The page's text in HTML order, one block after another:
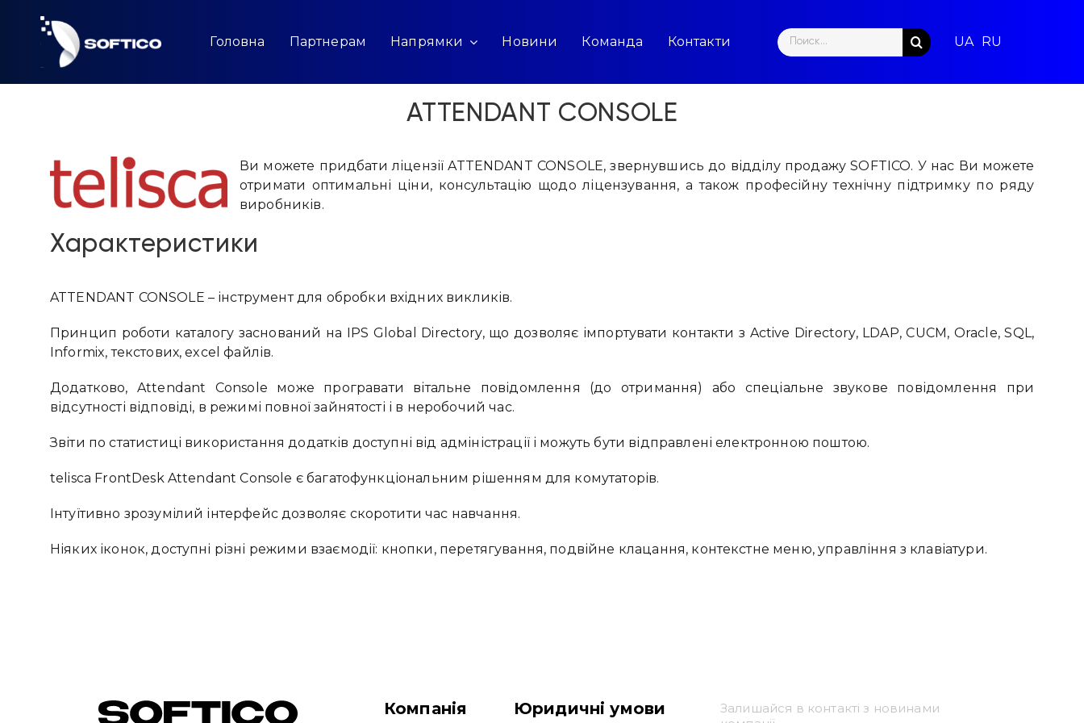
content
Головна Партнерам Напрямки Новини Команда Контакти
Search
for:
ATTENDANT CONSOLE
Ви можете придбати ліцензії ATTENDANT CONSOLE, звернувшись до відділу продажу SOFTICO. У нас Ви можете
отримати оптимальні ціни, консультацію щодо ліцензування, а також професійну технічну підтримку по ряду
виробників.
Характеристики
ATTENDANT CONSOLE – інструмент для обробки вхідних викликів.
Принцип роботи каталогу заснований на IPS Global Directory, що дозволяє імпортувати контакти з Active Directory, LDAP, CUCM, Oracle, SQL,
Informix, текстових, excel файлів.
Додатково, Attendant Console може програвати вітальне повідомлення (до отримання) або спеціальне звукове повідомлення при
відсутності відповіді, в режимі повної зайнятості і в неробочий час.
Звіти по статистиці використання додатків доступні від адміністрації і можуть бути відправлені електронною поштою.
telisca FrontDesk Attendant Console є багатофункціональним рішенням для комутаторів.
Інтуїтивно зрозумілий інтерфейс дозволяє скоротити час навчання.
Ніяких іконок, доступні різні режими взаємодії: кнопки, перетягування, подвійне клацання, контекстне меню, управління з клавіатури.
Компанія Юридичні умови
Залишайся в контакті з новинами
Ми зазвичай відповідаємо дуже швидко